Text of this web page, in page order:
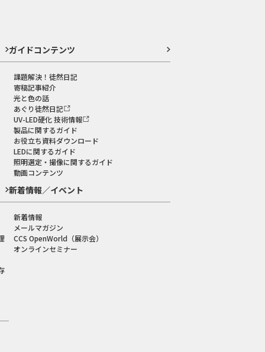
ガイドコンテンツ
課題解決！徒然日記
寄稿記事紹介
光と色の話
あぐり徒然日記
UV-LED硬化 技術情報
製品に関するガイド
お役立ち資料ダウンロード
LEDに関するガイド
照明選定・撮像に関するガイド
動画コンテンツ
新着情報／イベント
新着情報
メールマガジン
CCS OpenWorld（展示会）
オンラインセミナー